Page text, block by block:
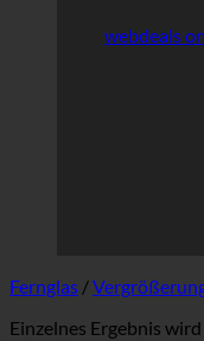
webdeals
Fernglas /
Einzelnes Ergebnis